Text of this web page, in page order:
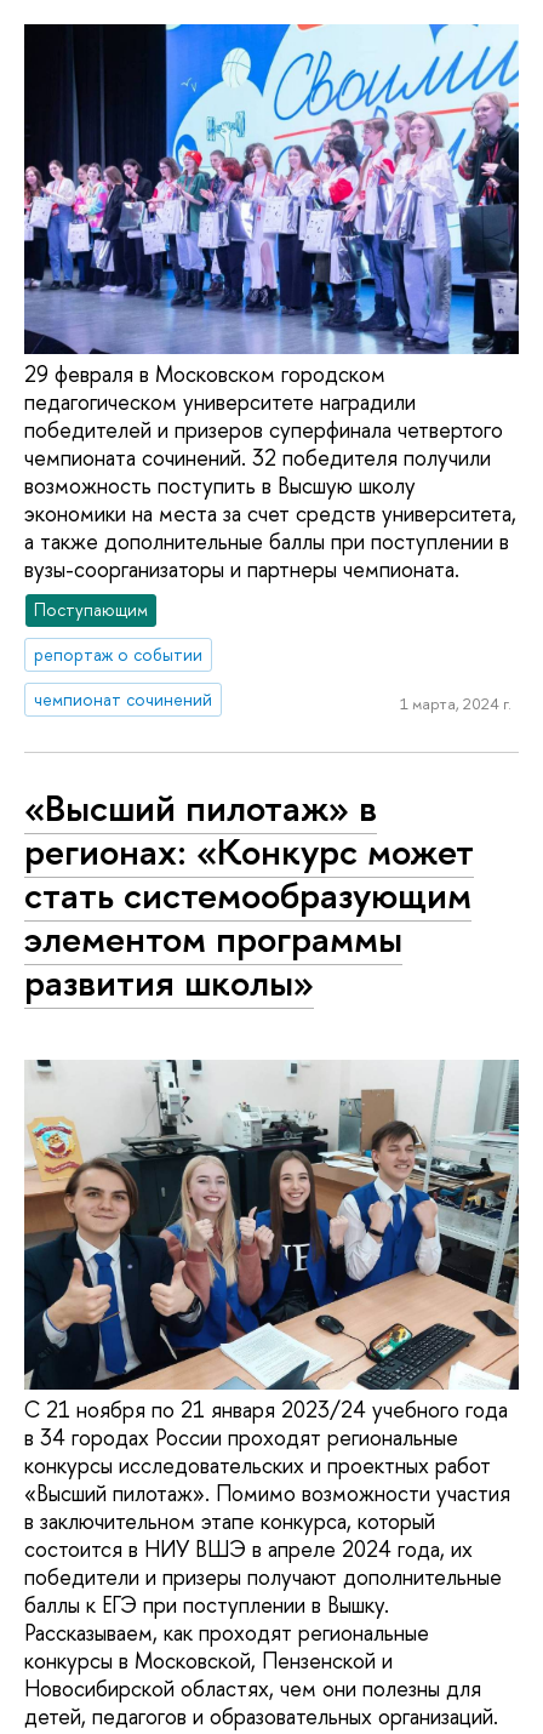
29 февраля в Московском городском
педагогическом университете наградили
победителей и призеров суперфинала четвертого
чемпионата сочинений. 32 победителя получили
возможность поступить в Высшую школу
экономики на места за счет средств университета,
а также дополнительные баллы при поступлении в
вузы-соорганизаторы и партнеры чемпионата.
Поступающим
репортаж о событии
чемпионат сочинений
1 марта, 2024 г.
«Высший пилотаж» в
регионах: «Конкурс может
стать системообразующим
элементом программы
развития школы»
С 21 ноября по 21 января 2023/24 учебного года
в 34 городах России проходят региональные
конкурсы исследовательских и проектных работ
«Высший пилотаж». Помимо возможности участия
в заключительном этапе конкурса, который
состоится в НИУ ВШЭ в апреле 2024 года, их
победители и призеры получают дополнительные
баллы к ЕГЭ при поступлении в Вышку.
Рассказываем, как проходят региональные
конкурсы в Московской, Пензенской и
Новосибирской областях, чем они полезны для
детей, педагогов и образовательных организаций.